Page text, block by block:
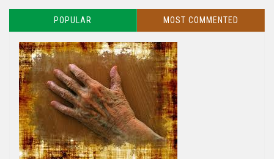
POPULAR MOST COMMENTED